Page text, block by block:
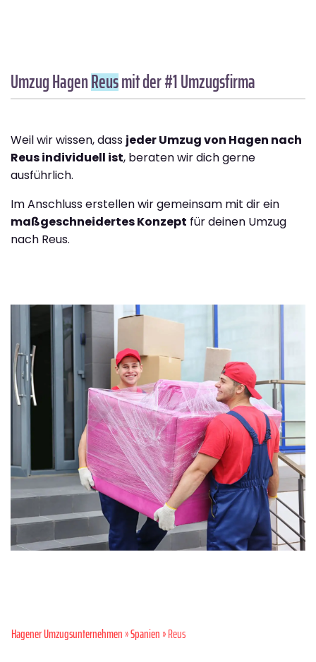
Umzug HagenReusmit der #1 Umzugsfirma
Weil wir wissen, dass jeder Umzug von Hagen nach
Reus individuell ist, beraten wir dich gerne
ausführlich.
Im Anschluss erstellen wir gemeinsam mit dir ein
maßgeschneidertes Konzept für deinen Umzug
nach Reus.
Hagener Umzugsunternehmen»Spanien» Reus